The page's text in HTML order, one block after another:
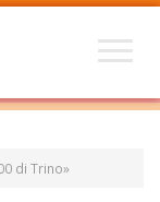
di Trino»